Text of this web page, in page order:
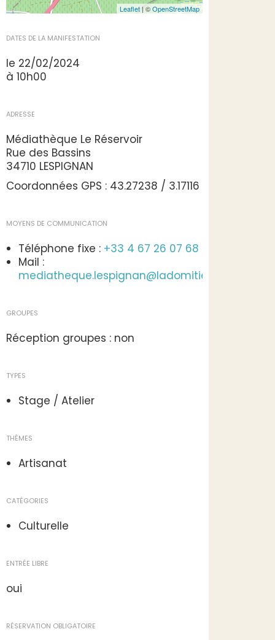
Leaflet | ©OpenStreetMap
DATES DE LA MANIFESTATION
le 22/02/2024
à 10h00
ADRESSE
Médiathèque Le Réservoir
Rue des Bassins
34710 LESPIGNAN
Coordonnées GPS : 43.27238 / 3.17116
MOYENS DE COMMUNICATION
Téléphone fixe : +33 4 67 26 07 68
Mail :
mediatheque.lespignan@ladomitienne.com
GROUPES
Réception groupes : non
TYPES
Stage / Atelier
THÈMES
Artisanat
CATÉGORIES
Culturelle
ENTRÉE LIBRE
oui
RÉSERVATION OBLIGATOIRE